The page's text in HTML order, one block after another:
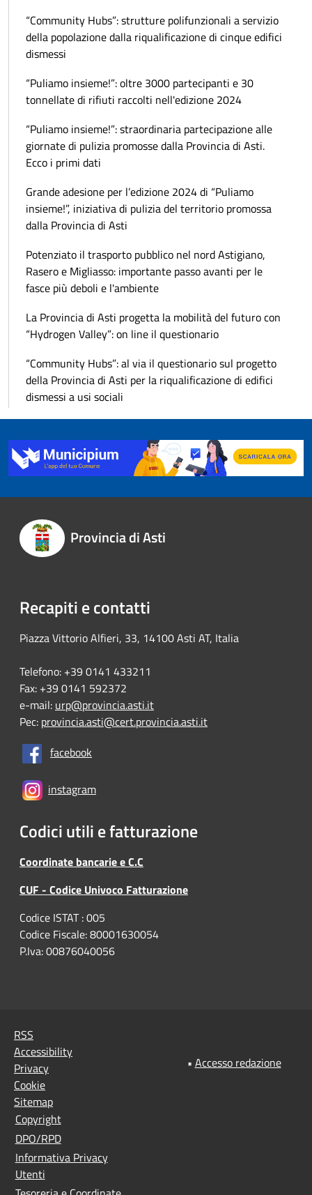
“Community Hubs”: strutture polifunzionali a servizio
della popolazione dalla riqualificazione di cinque edifici
dismessi
“Puliamo insieme!”: oltre 3000 partecipanti e 30
tonnellate di rifiuti raccolti nell'edizione 2024
“Puliamo insieme!”: straordinaria partecipazione alle
giornate di pulizia promosse dalla Provincia di Asti.
Ecco i primi dati
Grande adesione per l’edizione 2024 di “Puliamo
insieme!”, iniziativa di pulizia del territorio promossa
dalla Provincia di Asti
Potenziato il trasporto pubblico nel nord Astigiano,
Rasero e Migliasso: importante passo avanti per le
fasce più deboli e l'ambiente
La Provincia di Asti progetta la mobilità del futuro con
“Hydrogen Valley”: on line il questionario
“Community Hubs”: al via il questionario sul progetto
della Provincia di Asti per la riqualificazione di edifici
dismessi a usi sociali
Provincia di Asti
Recapiti e contatti
Piazza Vittorio Alfieri, 33, 14100 Asti AT, Italia
Telefono: +39 0141 433211
Fax: +39 0141 592372
e-mail: urp@provincia.asti.it
Pec: provincia.asti@cert.provincia.asti.it
facebook
instagram
Codici utili e fatturazione
Coordinate bancarie e C.C
CUF - Codice Univoco Fatturazione
Codice ISTAT : 005
Codice Fiscale: 80001630054
P.Iva: 00876040056
RSS
Accessibility
Privacy
Cookie
Sitemap
Copyright
DPO/RPD
Informativa Privacy
Utenti
• Accesso redazione